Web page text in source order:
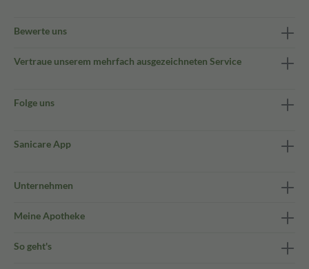
Bewerte uns
Vertraue unserem mehrfach ausgezeichneten Service
Folge uns
Sanicare App
Unternehmen
Meine Apotheke
So geht's